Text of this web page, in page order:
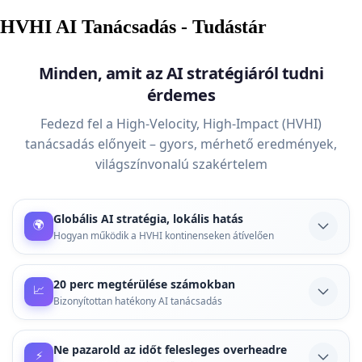
HVHI AI Tanácsadás - Tudástár
Minden, amit az AI stratégiáról tudni
érdemes
Fedezd fel a High-Velocity, High-Impact (HVHI)
tanácsadás előnyeit – gyors, mérhető eredmények,
világszínvonalú szakértelem
🌍 Globális AI stratégia, lokális hatás
Hogyan működik a HVHI kontinenseken átívelően
A nemzetközi piacokon is bevált AI stratégiák helyi
adaptációja kulcsfontosságú. Ismerd meg, hogyan
érheted el a globális szintű eredményeket a saját
vállalkozásodban, bárhol is működsz.
Tovább olvasom
📈 20 perc megtérülése számokban
Bizonyítottan hatékony AI tanácsadás
Hogyan lehet egy 20 perces konzultáció valódi üzleti
értéket teremteni? A ROI-számítások és esettanulmányok
⚡ Ne pazarold az időt felesleges overheadre